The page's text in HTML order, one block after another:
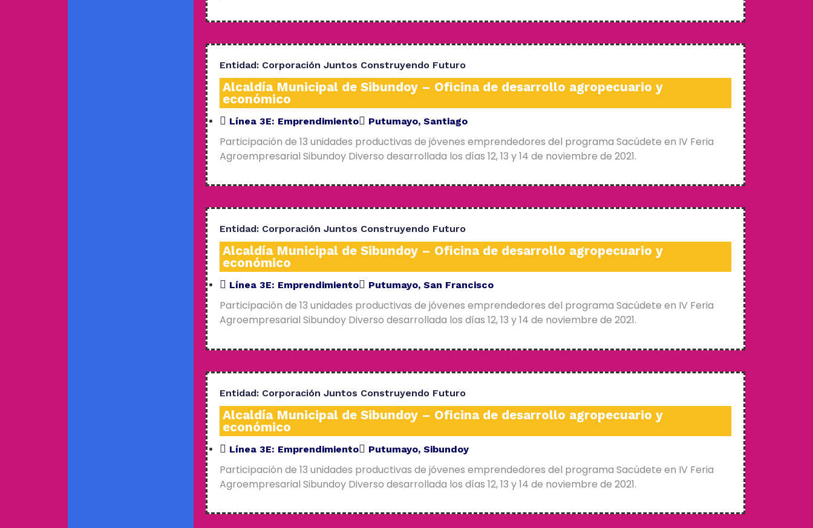
Entidad: Corporación Juntos Construyendo Futuro
Alcaldía Municipal de Sibundoy – Oficina de desarrollo agropecuario y
económico
Línea 3E: Emprendimiento Putumayo, Santiago
Participación de 13 unidades productivas de jóvenes emprendedores del programa Sacúdete en IV Feria
Agroempresarial Sibundoy Diverso desarrollada los días 12, 13 y 14 de noviembre de 2021.
Entidad: Corporación Juntos Construyendo Futuro
Alcaldía Municipal de Sibundoy – Oficina de desarrollo agropecuario y
económico
Línea 3E: Emprendimiento Putumayo, San Francisco
Participación de 13 unidades productivas de jóvenes emprendedores del programa Sacúdete en IV Feria
Agroempresarial Sibundoy Diverso desarrollada los días 12, 13 y 14 de noviembre de 2021.
Entidad: Corporación Juntos Construyendo Futuro
Alcaldía Municipal de Sibundoy – Oficina de desarrollo agropecuario y
económico
Línea 3E: Emprendimiento Putumayo, Sibundoy
Participación de 13 unidades productivas de jóvenes emprendedores del programa Sacúdete en IV Feria
Agroempresarial Sibundoy Diverso desarrollada los días 12, 13 y 14 de noviembre de 2021.